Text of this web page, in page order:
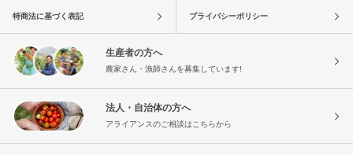
特商法に基づく表記 プライバシーポリシー
生産者の方へ
農家さん・漁師さんを募集しています!
法人・自治体の方へ
アライアンスのご相談はこちらから